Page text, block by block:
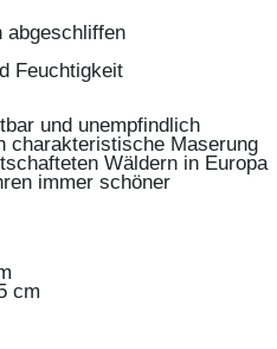
abgeschliffen
Feuchtigkeit
und unempfindlich
charakteristische Maserung
Wäldern in Europa
immer schöner
cm